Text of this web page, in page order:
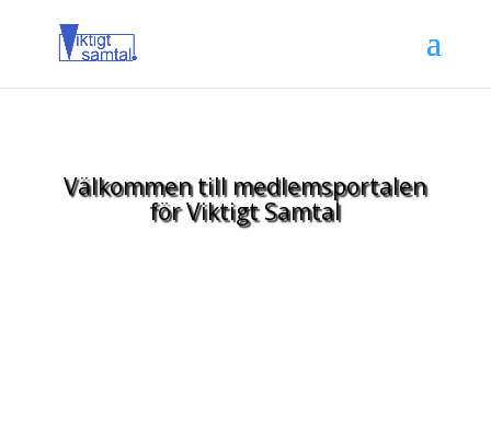
Välkommen till medlemsportalen
för Viktigt Samtal